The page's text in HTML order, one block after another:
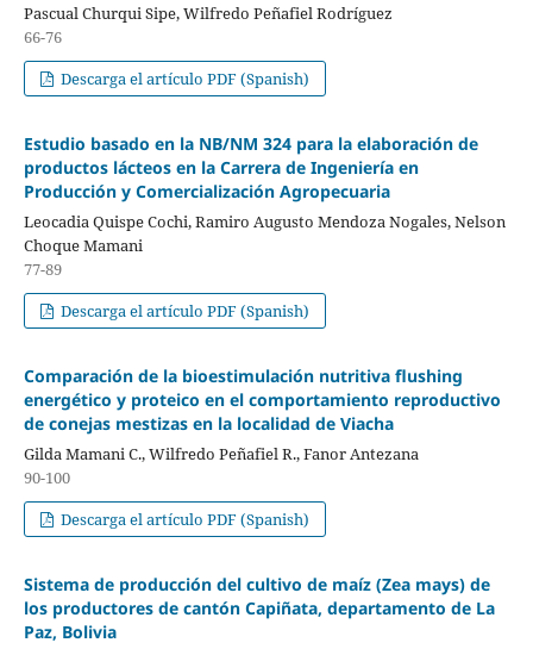
Pascual Churqui Sipe, Wilfredo Peñafiel Rodríguez
66-76
Descarga el artículo PDF (Spanish)
Estudio basado en la NB/NM 324 para la elaboración de
productos lácteos en la Carrera de Ingeniería en
Producción y Comercialización Agropecuaria
Leocadia Quispe Cochi, Ramiro Augusto Mendoza Nogales, Nelson
Choque Mamani
77-89
Descarga el artículo PDF (Spanish)
Comparación de la bioestimulación nutritiva flushing
energético y proteico en el comportamiento reproductivo
de conejas mestizas en la localidad de Viacha
Gilda Mamani C., Wilfredo Peñafiel R., Fanor Antezana
90-100
Descarga el artículo PDF (Spanish)
Sistema de producción del cultivo de maíz (Zea mays) de
los productores de cantón Capiñata, departamento de La
Paz, Bolivia